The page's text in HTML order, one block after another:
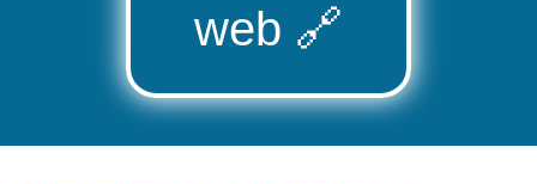
web 🔗